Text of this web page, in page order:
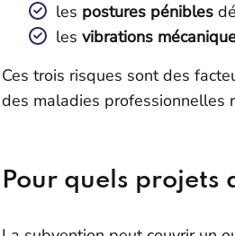
les postures pénibles
les vibrations
Ces trois risques sont des
des maladies professionnelles
Pour quels projets